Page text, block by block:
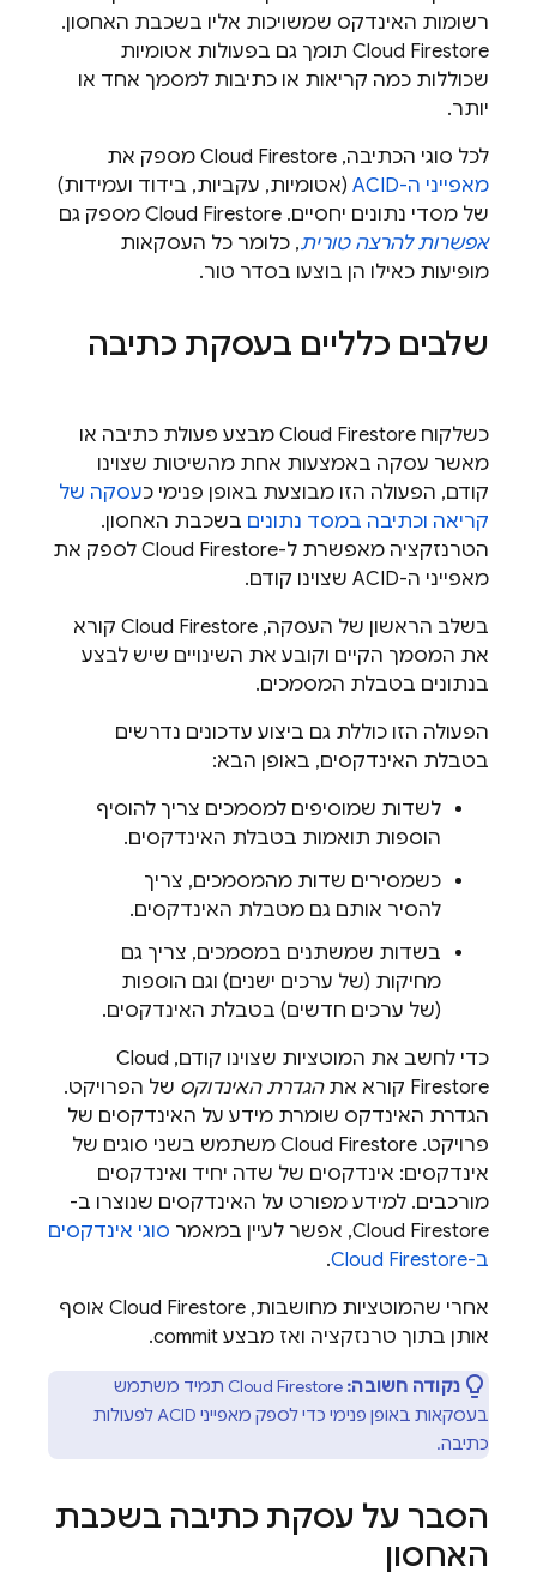
רשומות האינדקס שמשויכות אליו בשכבת האחסון.
Cloud Firestore תומך גם בפעולות אטומיות
שכוללות כמה קריאות או כתיבות למסמך אחד או
יותר.
לכל סוגי הכתיבה, Cloud Firestore מספק את
מאפייני ה-ACID
(אטומיות, עקביות, בידוד ועמידות)
של מסדי נתונים יחסיים. ‫ Cloud Firestore מספק גם
אפשרות להרצה טורית, כלומר כל העסקאות
מופיעות כאילו הן בוצעו בסדר טור.
שלבים כלליים בעסקת כתיבה
כשלקוח Cloud Firestore מבצע פעולת כתיבה או
מאשר עסקה באמצעות אחת מהשיטות שצוינו
קודם, הפעולה הזו מבוצעת באופן פנימי כעסקה של
קריאה וכתיבה במסד נתונים בשכבת האחסון.
הטרנזקציה מאפשרת ל-Cloud Firestore לספק את
מאפייני ה-ACID שצוינו קודם.
בשלב הראשון של העסקה, Cloud Firestore קורא
את המסמך הקיים וקובע את השינויים שיש לבצע
בנתונים בטבלת המסמכים.
הפעולה הזו כוללת גם ביצוע עדכונים נדרשים
בטבלת האינדקסים, באופן הבא:
לשדות שמוסיפים למסמכים צריך להוסיף
הוספות תואמות בטבלת האינדקסים.
כשמסירים שדות מהמסמכים, צריך
להסיר אותם גם מטבלת האינדקסים.
בשדות שמשתנים במסמכים, צריך גם
מחיקות (של ערכים ישנים) וגם הוספות
(של ערכים חדשים) בטבלת האינדקסים.
כדי לחשב את המוטציות שצוינו קודם, Cloud
Firestore קורא אתהגדרת האינדוקס של הפרויקט.
הגדרת האינדקס שומרת מידע על האינדקסים של
פרויקט. ‫ Cloud Firestore משתמש בשני סוגים של
אינדקסים: אינדקסים של שדה יחיד ואינדקסים
מורכבים. למידע מפורט על האינדקסים שנוצרו ב-
Cloud Firestore, אפשר לעיין במאמר סוגי אינדקסים
ב-Cloud Firestore
.
אחרי שהמוטציות מחושבות, Cloud Firestore אוסף
אותן בתוך טרנזקציה ואז מבצע commit.
נקודה חשובה: Cloud Firestore תמיד משתמש
בעסקאות באופן פנימי כדי לספק מאפייני ACID לפעולות
כתיבה.
הסבר על עסקת כתיבה בשכבת
האחסון